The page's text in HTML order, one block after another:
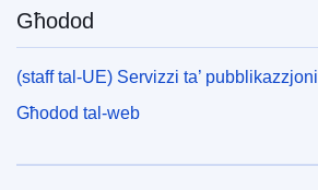
Għodod
(staff tal-UE) Servizzi ta’ pubblikazzjoni
Għodod tal-web